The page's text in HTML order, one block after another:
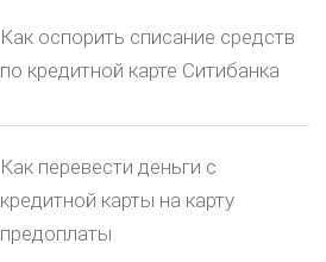
Как оспорить списание средств
по кредитной карте Ситибанка
Как перевести деньги с
кредитной карты на карту
предоплаты